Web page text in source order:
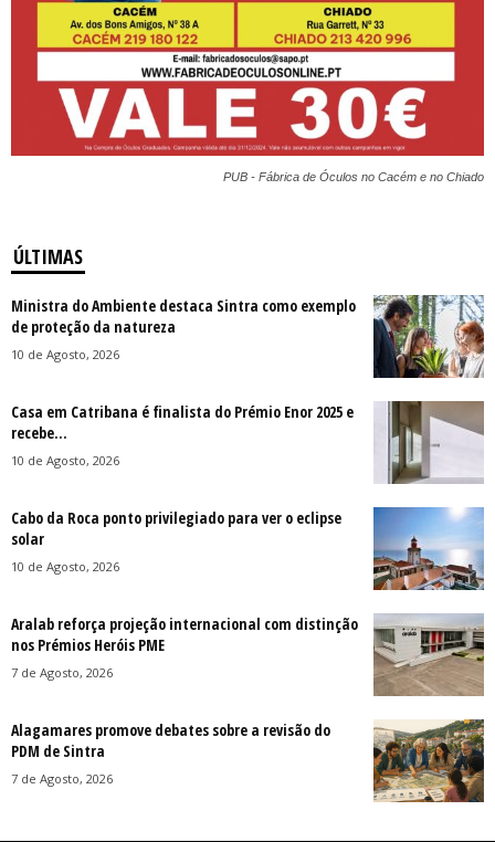
PUB - Fábrica de Óculos no Cacém e no Chiado
ÚLTIMAS
Ministra do Ambiente destaca Sintra como exemplo
de proteção da natureza
10 de Agosto, 2026
Casa em Catribana é finalista do Prémio Enor 2025 e
recebe...
10 de Agosto, 2026
Cabo da Roca ponto privilegiado para ver o eclipse
solar
10 de Agosto, 2026
Aralab reforça projeção internacional com distinção
nos Prémios Heróis PME
7 de Agosto, 2026
Alagamares promove debates sobre a revisão do
PDM de Sintra
7 de Agosto, 2026